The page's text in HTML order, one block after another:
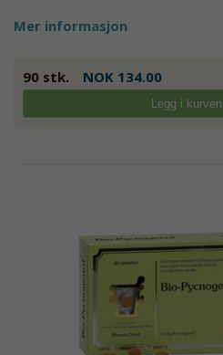
Mer informasjon
90 stk. NOK 134.00
Legg i kurven